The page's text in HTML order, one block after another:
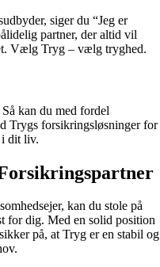
siger du “Jeg er
partner, der altid vil
Vælg Tryg – vælg tryghed.
kan du med fordel
Trygs forsikringsløsninger for
i dit liv.
kan du stole på
for dig. Med en solid position
på, at Tryg er en stabil og